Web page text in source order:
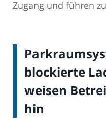
Zugang und führen
blockierte
weisen
hin